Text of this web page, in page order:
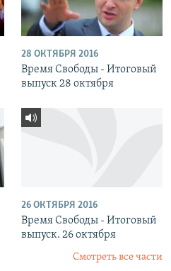
28 ОКТЯБРЯ 2016
Время Свободы - Итоговый
выпуск 28 октября
26 ОКТЯБРЯ 2016
Время Свободы - Итоговый
выпуск. 26 октября
Смотреть все части